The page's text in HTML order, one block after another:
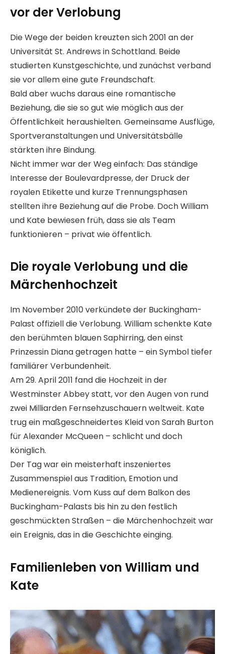
vor der Verlobung
Die Wege der beiden kreuzten sich 2001 an der
Universität St. Andrews in Schottland. Beide
studierten Kunstgeschichte, und zunächst verband
sie vor allem eine gute Freundschaft.
Bald aber wuchs daraus eine romantische
Beziehung, die sie so gut wie möglich aus der
Öffentlichkeit heraushielten. Gemeinsame Ausflüge,
Sportveranstaltungen und Universitätsbälle
stärkten ihre Bindung.
Nicht immer war der Weg einfach: Das ständige
Interesse der Boulevardpresse, der Druck der
royalen Etikette und kurze Trennungsphasen
stellten ihre Beziehung auf die Probe. Doch William
und Kate bewiesen früh, dass sie als Team
funktionieren – privat wie öffentlich.
Die royale Verlobung und die
Märchenhochzeit
Im November 2010 verkündete der Buckingham-
Palast offiziell die Verlobung. William schenkte Kate
den berühmten blauen Saphirring, den einst
Prinzessin Diana getragen hatte – ein Symbol tiefer
familiärer Verbundenheit.
Am 29. April 2011 fand die Hochzeit in der
Westminster Abbey statt, vor den Augen von rund
zwei Milliarden Fernsehzuschauern weltweit. Kate
trug ein maßgeschneidertes Kleid von Sarah Burton
für Alexander McQueen – schlicht und doch
königlich.
Der Tag war ein meisterhaft inszeniertes
Zusammenspiel aus Tradition, Emotion und
Medienereignis. Vom Kuss auf dem Balkon des
Buckingham-Palasts bis hin zu den festlich
geschmückten Straßen – die Märchenhochzeit war
ein Ereignis, das in die Geschichte einging.
Familienleben von William und
Kate